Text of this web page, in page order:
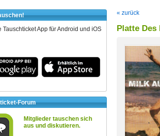
Tauschticket App für Android und iOS
Forum
Mitglieder tauschen sich
aus und diskutieren.
« zurück
Platte Des